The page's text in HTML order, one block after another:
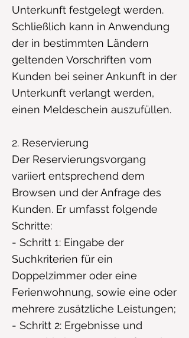
Unterkunft festgelegt werden.
Schließlich kann in Anwendung
der in bestimmten Ländern
geltenden Vorschriften vom
Kunden bei seiner Ankunft in der
Unterkunft verlangt werden,
einen Meldeschein auszufüllen.
2. Reservierung
Der Reservierungsvorgang
variiert entsprechend dem
Browsen und der Anfrage des
Kunden. Er umfasst folgende
Schritte:
- Schritt 1: Eingabe der
Suchkriterien für ein
Doppelzimmer oder eine
Ferienwohnung, sowie eine oder
mehrere zusätzliche Leistungen;
- Schritt 2: Ergebnisse und